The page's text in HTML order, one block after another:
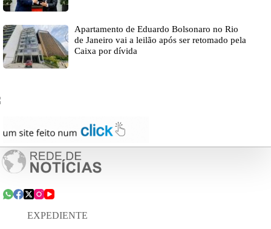
Apartamento de Eduardo Bolsonaro no Rio
de Janeiro vai a leilão após ser retomado pela
Caixa por dívida
EXPEDIENTE